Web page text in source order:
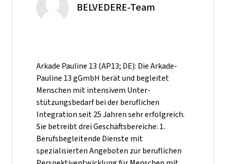
BELVEDERE-Team
Arkade Pauline 13 (AP13; DE): Die Arkade-
Pauline 13 gGmbH berät und begleitet
Menschen mit intensivem Unter-
stützungsbedarf bei der beruflichen
Integration seit 25 Jahren sehr erfolgreich.
Sie betreibt drei Geschäftsbereiche: 1.
Berufsbegleitende Dienste mit
spezialisierten Angeboten zur beruflichen